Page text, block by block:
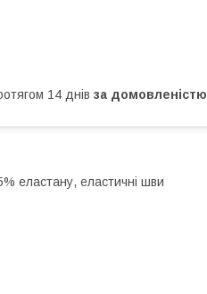
14 днів за домовленістю
еластану, еластичні шви